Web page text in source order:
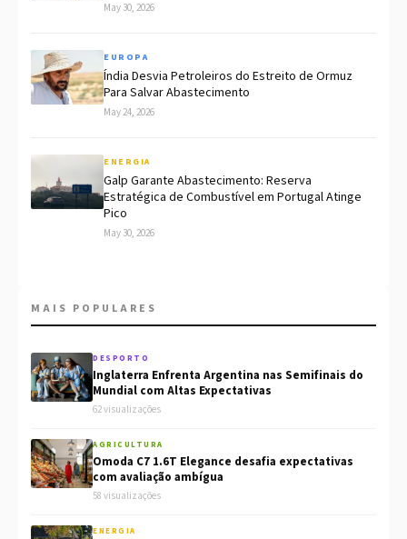
May 30, 2026
EUROPA
Índia Desvia Petroleiros do Estreito de Ormuz
Para Salvar Abastecimento
May 24, 2026
ENERGIA
Galp Garante Abastecimento: Reserva
Estratégica de Combustível em Portugal Atinge
Pico
May 30, 2026
MAIS POPULARES
DESPORTO
Inglaterra Enfrenta Argentina nas Semifinais do
Mundial com Altas Expectativas
62 visualizações
AGRICULTURA
Omoda C7 1.6T Elegance desafia expectativas
com avaliação ambígua
58 visualizações
ENERGIA